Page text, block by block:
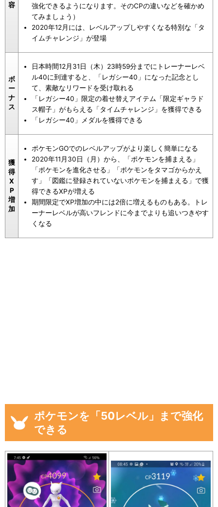
容
強化できるようになります。そのCPの違いなどを確かめ
てみましょう）
2020年12月には、レベルアップしやすくなる特別な「タ
イムチャレンジ」が登場
ボ
ー
ナ
ス
日本時間12月31日（木）23時59分までにトレーナーレベ
ル40に到達すると、「レガシー40」になった記念とし
て、素敵なリワードを受け取れる
「レガシー40」限定の着せ替えアイテム「限定ギャラド
ス帽子」がもらえる「タイムチャレンジ」を獲得できる
「レガシー40」メダルを獲得できる
獲
得
X
P
増
加
ポケモンGOでのレベルアップがより楽しく簡単になる
2020年11月30日（月）から、「ポケモンを捕まえる」
「ポケモンを進化させる」「ポケモンをタマゴからかえ
す」「図鑑に登録されていないポケモンを捕まえる」で獲
得できるXPが増える
期間限定でXP増加の中には2倍に増えるものもある。トレ
ーナーレベルが高いフレンドに今までよりも追いつきやす
くなる
ポケモンを「50レベル」まで強化
できる